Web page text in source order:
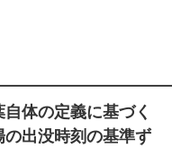
体の定義に基づく
出没時刻の基準ず